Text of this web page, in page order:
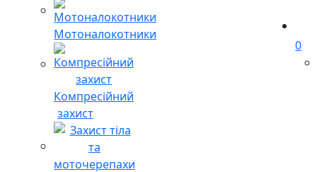
Мотоналокотники
Компресійний
захист
0